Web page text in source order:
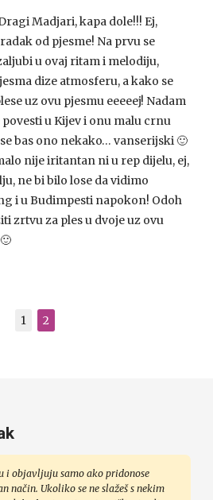
Madjari, kapa dole!!! Ej,
od pjesme! Na prvu se
u ovaj ritam i melodiju,
dize atmosferu, a kako se
uz ovu pjesmu eeeeej! Nadam
povesti u Kijev i onu malu crnu
bas ono nekako… vanserijski 🙂
nije iritantan ni u rep dijelu, ej,
ne bi bilo lose da vidimo
i u Budimpesti napokon! Odoh
zrtvu za ples u dvoje uz ovu
1 2
i objavljuju samo ako pridonose
način. Ukoliko se ne slažeš s nekim